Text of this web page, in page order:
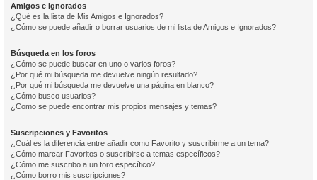
Amigos e Ignorados
¿Qué es la lista de Mis Amigos e Ignorados?
¿Cómo se puede añadir o borrar usuarios de mi lista de Amigos e Ignorados?
Búsqueda en los foros
¿Cómo se puede buscar en uno o varios foros?
¿Por qué mi búsqueda me devuelve ningún resultado?
¿Por qué mi búsqueda me devuelve una página en blanco?
¿Cómo busco usuarios?
¿Como se puede encontrar mis propios mensajes y temas?
Suscripciones y Favoritos
¿Cuál es la diferencia entre añadir como Favorito y suscribirme a un tema?
¿Cómo marcar Favoritos o suscribirse a temas específicos?
¿Cómo me suscribo a un foro específico?
¿Cómo borro mis suscripciones?